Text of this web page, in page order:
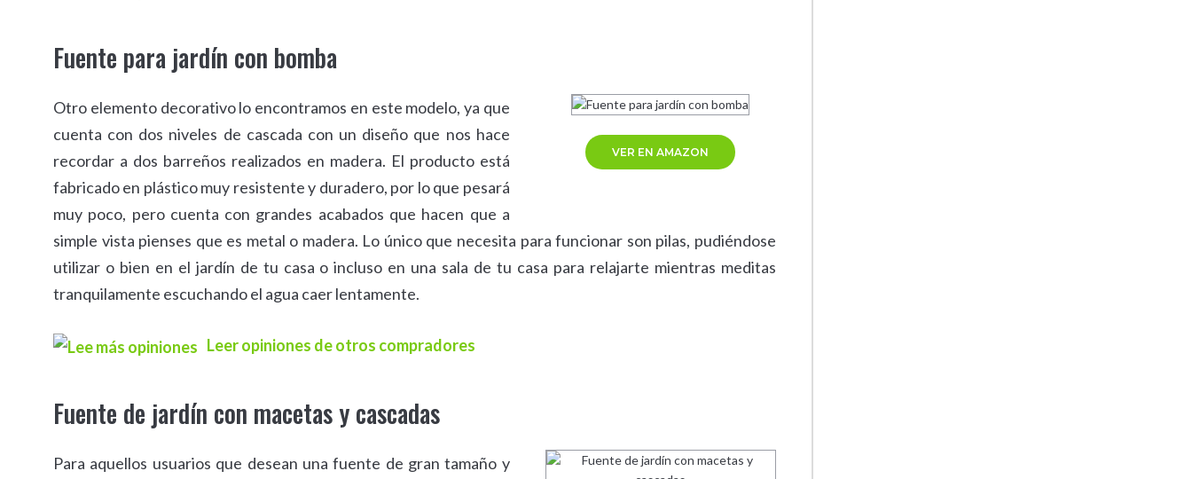
Fuente para jardín con bomba
VER EN AMAZON
Otro elemento decorativo lo encontramos en este modelo, ya que
cuenta con dos niveles de cascada con un diseño que nos hace
recordar a dos barreños realizados en madera. El producto está
fabricado en plástico muy resistente y duradero, por lo que pesará
muy poco, pero cuenta con grandes acabados que hacen que a
simple vista pienses que es metal o madera. Lo único que necesita para funcionar son pilas, pudiéndose
utilizar o bien en el jardín de tu casa o incluso en una sala de tu casa para relajarte mientras meditas
tranquilamente escuchando el agua caer lentamente.
Leer opiniones de otros compradores
Fuente de jardín con macetas y cascadas
Para aquellos usuarios que desean una fuente de gran tamaño y